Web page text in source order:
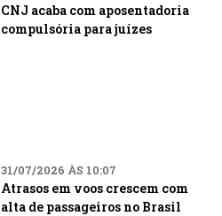
CNJ acaba com aposentadoria
compulsória para juízes
31/07/2026 ÀS 10:07
Atrasos em voos crescem com
alta de passageiros no Brasil